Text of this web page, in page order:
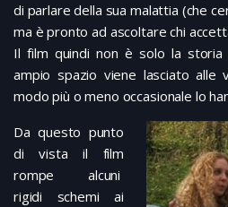
di parlare della sua malattia (che
ma è pronto ad ascoltare chi
Il film quindi non è solo la
ampio spazio viene lasciato alle
modo più o meno occasionale lo
Da questo punto
di vista il film
rompe alcuni
rigidi schemi ai